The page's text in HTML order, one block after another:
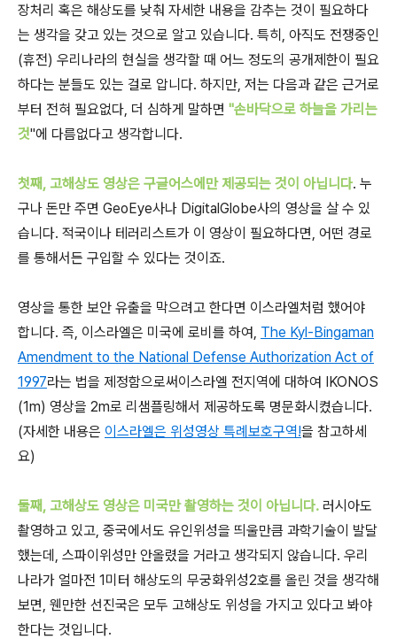
장처리 혹은 해상도를 낮춰 자세한 내용을 감추는 것이 필요하다
는 생각을 갖고 있는 것으로 알고 있습니다. 특히, 아직도 전쟁중인
(휴전) 우리나라의 현실을 생각할 때 어느 정도의 공개제한이 필요
하다는 분들도 있는 걸로 압니다. 하지만, 저는 다음과 같은 근거로
부터 전혀 필요없다, 더 심하게 말하면 "손바닥으로 하늘을 가리는
것"에 다름없다고 생각합니다.
첫째, 고해상도 영상은 구글어스에만 제공되는 것이 아닙니다. 누
구나 돈만 주면 GeoEye사나 DigitalGlobe사의 영상을 살 수 있
습니다. 적국이나 테러리스트가 이 영상이 필요하다면, 어떤 경로
를 통해서든 구입할 수 있다는 것이죠.
영상을 통한 보안 유출을 막으려고 한다면 이스라엘처럼 했어야
합니다. 즉, 이스라엘은 미국에 로비를 하여, The Kyl-Bingaman
Amendment to the National Defense Authorization Act of
1997라는 법을 제정함으로써이스라엘 전지역에 대하여 IKONOS
(1m) 영상을 2m로 리샘플링해서 제공하도록 명문화시켰습니다.
(자세한 내용은 이스라엘은 위성영상 특례보호구역!을 참고하세
요)
둘째, 고해상도 영상은 미국만 촬영하는 것이 아닙니다. 러시아도
촬영하고 있고, 중국에서도 유인위성을 띄울만큼 과학기술이 발달
했는데, 스파이위성만 안올렸을 거라고 생각되지 않습니다. 우리
나라가 얼마전 1미터 해상도의 무궁화위성2호를 올린 것을 생각해
보면, 웬만한 선진국은 모두 고해상도 위성을 가지고 있다고 봐야
한다는 것입니다.